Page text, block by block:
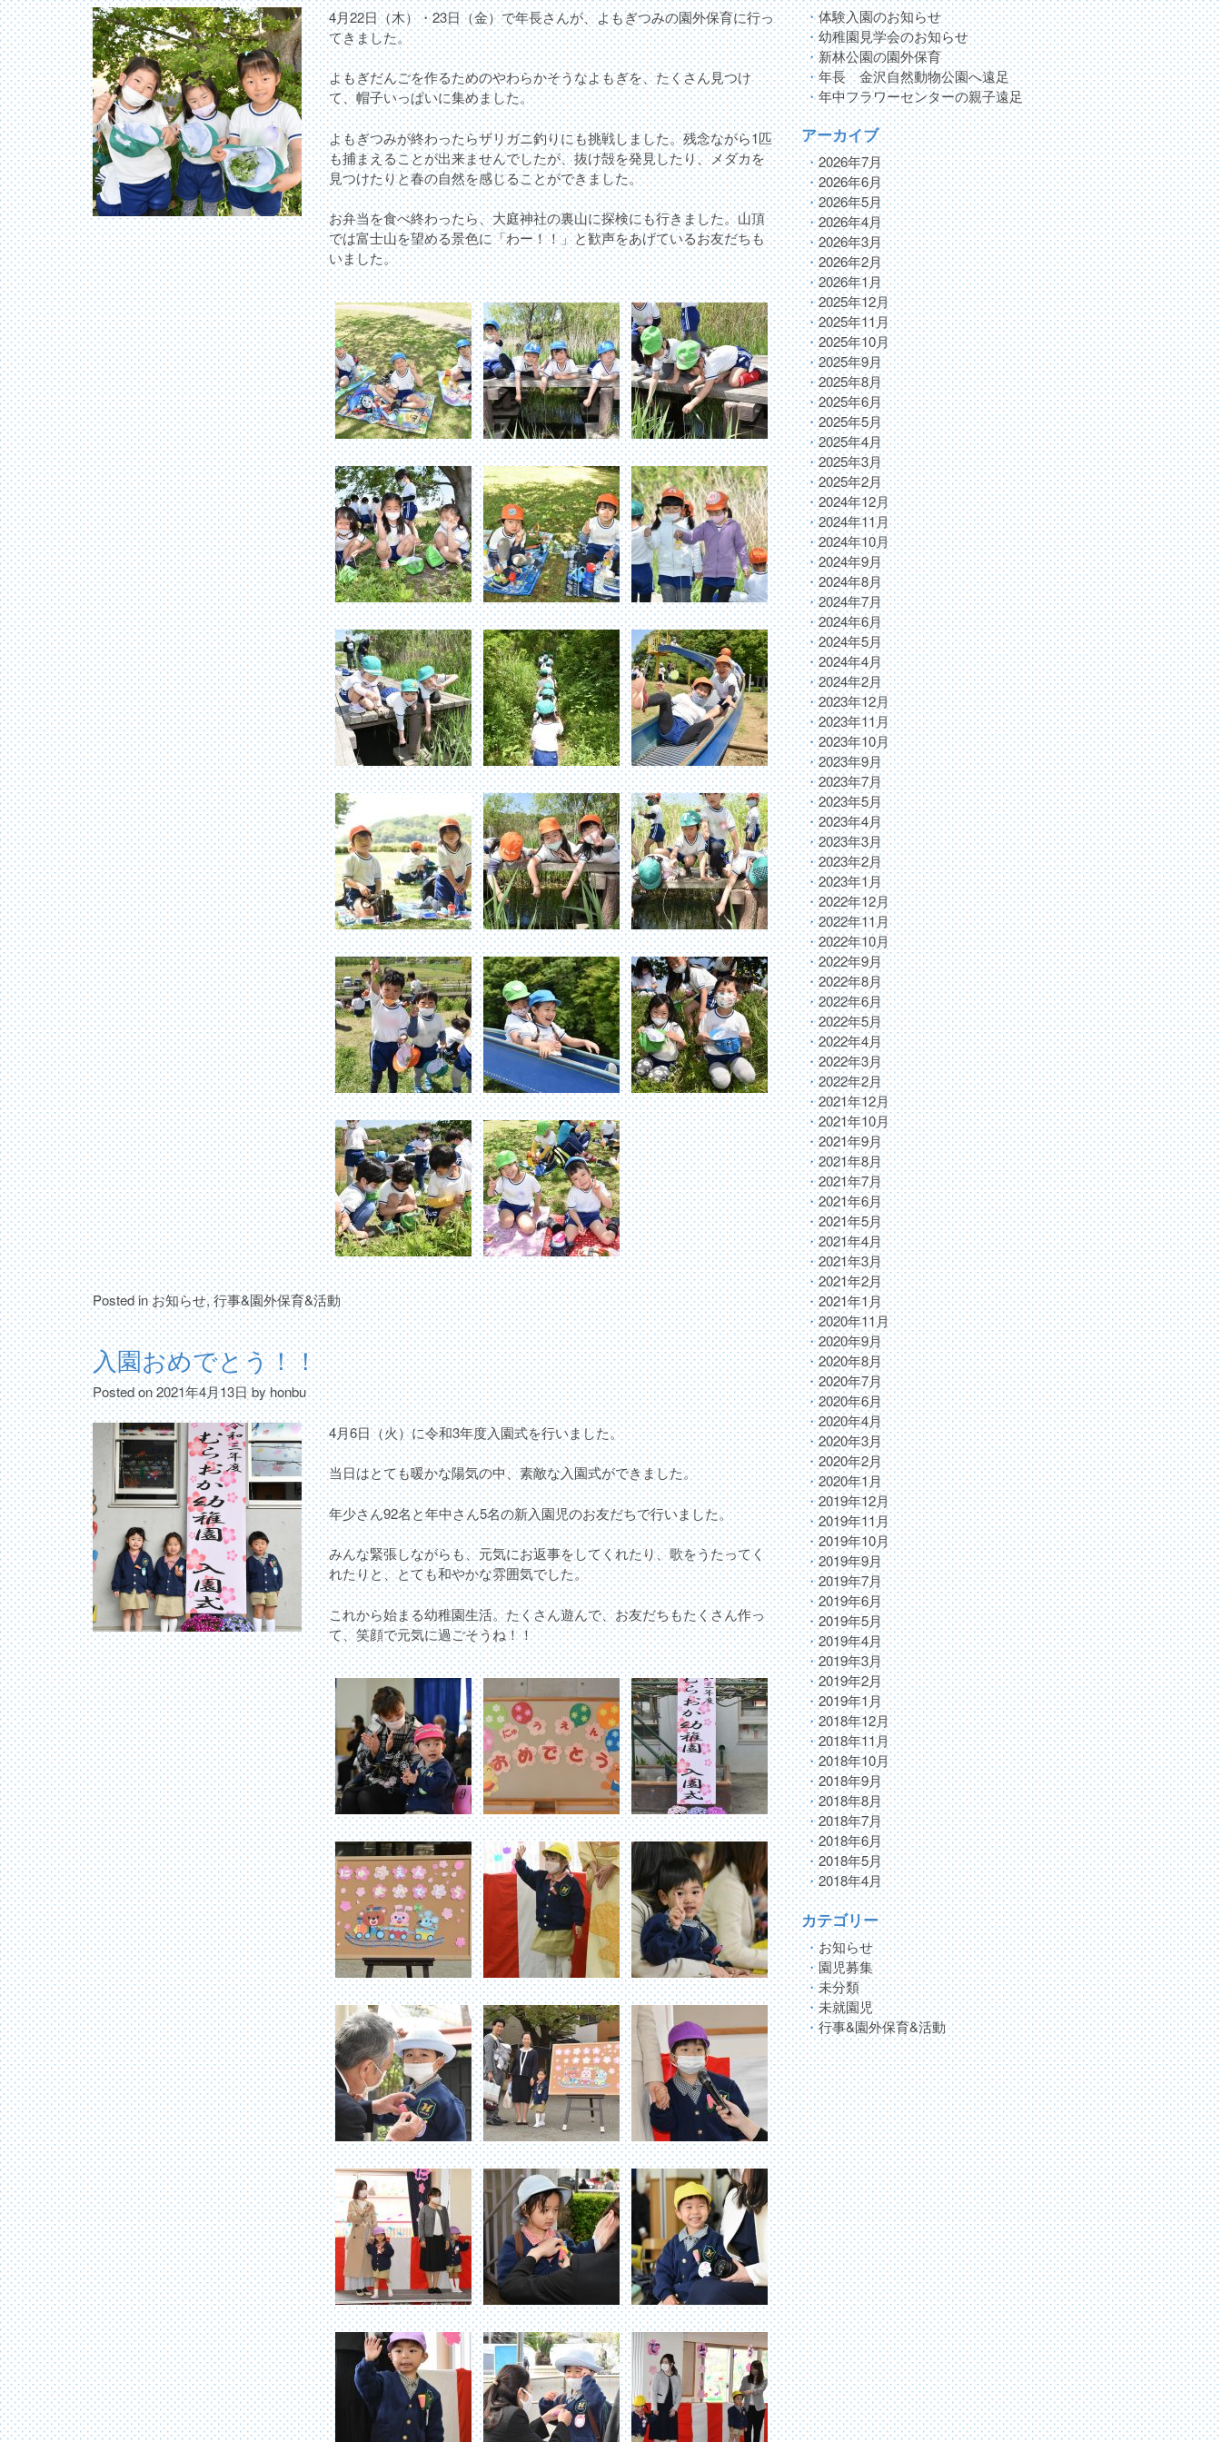
4月22日（木）・23日（金）で年長さんが、よもぎつみの園外保育に行っ
てきました。
よもぎだんごを作るためのやわらかそうなよもぎを、たくさん見つけ
て、帽子いっぱいに集めました。
よもぎつみが終わったらザリガニ釣りにも挑戦しました。残念ながら1匹
も捕まえることが出来ませんでしたが、抜け殻を発見したり、メダカを
見つけたりと春の自然を感じることができました。
お弁当を食べ終わったら、大庭神社の裏山に探検にも行きました。山頂
では富士山を望める景色に「わー！！」と歓声をあげているお友だちも
いました。
Posted inお知らせ,行事&園外保育&活動
入園おめでとう！！
Posted on2021年4月13日byhonbu
4月6日（火）に令和3年度入園式を行いました。
当日はとても暖かな陽気の中、素敵な入園式ができました。
年少さん92名と年中さん5名の新入園児のお友だちで行いました。
みんな緊張しながらも、元気にお返事をしてくれたり、歌をうたってく
れたりと、とても和やかな雰囲気でした。
これから始まる幼稚園生活。たくさん遊んで、お友だちもたくさん作っ
て、笑顔で元気に過ごそうね！！
体験入園のお知らせ
幼稚園見学会のお知らせ
新林公園の園外保育
年長 金沢自然動物公園へ遠足
年中フラワーセンターの親子遠足
アーカイブ
2026年7月
2026年6月
2026年5月
2026年4月
2026年3月
2026年2月
2026年1月
2025年12月
2025年11月
2025年10月
2025年9月
2025年8月
2025年6月
2025年5月
2025年4月
2025年3月
2025年2月
2024年12月
2024年11月
2024年10月
2024年9月
2024年8月
2024年7月
2024年6月
2024年5月
2024年4月
2024年2月
2023年12月
2023年11月
2023年10月
2023年9月
2023年7月
2023年5月
2023年4月
2023年3月
2023年2月
2023年1月
2022年12月
2022年11月
2022年10月
2022年9月
2022年8月
2022年6月
2022年5月
2022年4月
2022年3月
2022年2月
2021年12月
2021年10月
2021年9月
2021年8月
2021年7月
2021年6月
2021年5月
2021年4月
2021年3月
2021年2月
2021年1月
2020年11月
2020年9月
2020年8月
2020年7月
2020年6月
2020年4月
2020年3月
2020年2月
2020年1月
2019年12月
2019年11月
2019年10月
2019年9月
2019年7月
2019年6月
2019年5月
2019年4月
2019年3月
2019年2月
2019年1月
2018年12月
2018年11月
2018年10月
2018年9月
2018年8月
2018年7月
2018年6月
2018年5月
2018年4月
カテゴリー
お知らせ
園児募集
未分類
未就園児
行事&園外保育&活動